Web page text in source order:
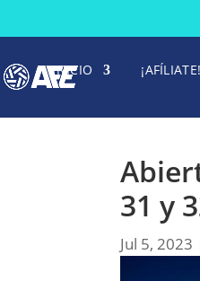
INICIO ¡AFÍLIATE!
31 y
Jul 5, 2023